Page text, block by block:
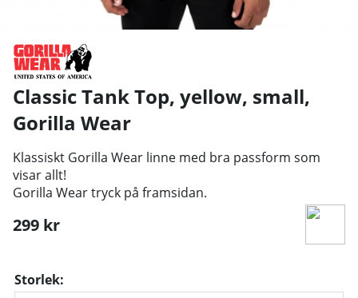
Classic Tank Top, yellow, small,
Gorilla Wear
Klassiskt Gorilla Wear linne med bra passform som
visar allt!
Gorilla Wear tryck på framsidan.
299 kr
Storlek: